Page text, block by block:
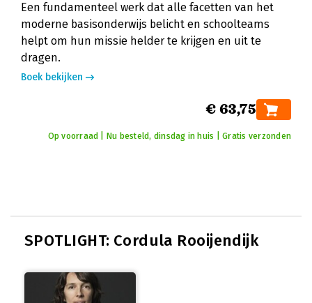
Een fundamenteel werk dat alle facetten van het
moderne basisonderwijs belicht en schoolteams
helpt om hun missie helder te krijgen en uit te
dragen.
Boek bekijken
€ 63,75
Op voorraad | Nu besteld, dinsdag in huis | Gratis verzonden
SPOTLIGHT: Cordula Rooijendijk